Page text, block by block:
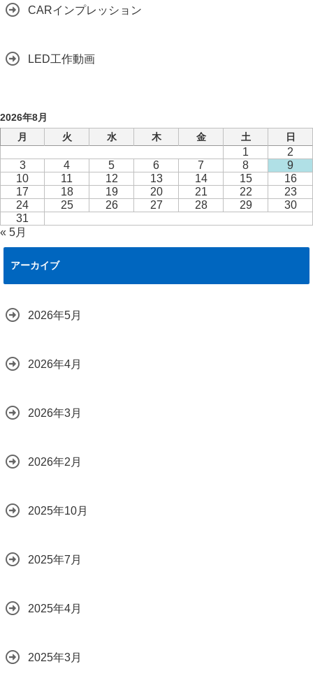
CARインプレッション
LED工作動画
2026年8月
月
火 水 木 金 土 日
1
2
3
4 5 6 7 8
9
10
11 12 13 14 15
16
17
18 19 20 21 22
23
24
25 26 27 28 29
30
31
« 5月
アーカイブ
2026年5月
2026年4月
2026年3月
2026年2月
2025年10月
2025年7月
2025年4月
2025年3月